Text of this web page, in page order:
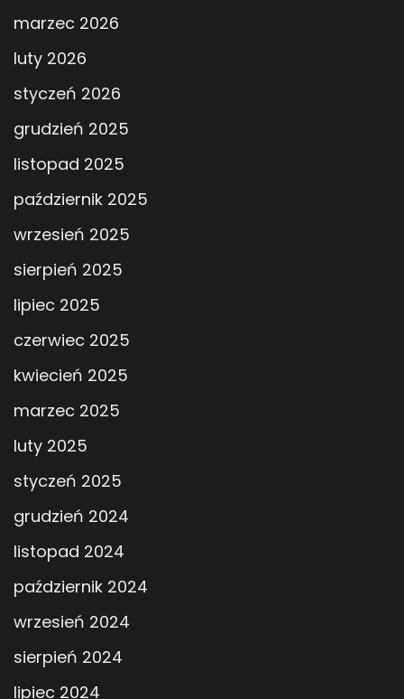
marzec 2026
luty 2026
styczeń 2026
grudzień 2025
listopad 2025
październik 2025
wrzesień 2025
sierpień 2025
lipiec 2025
czerwiec 2025
kwiecień 2025
marzec 2025
luty 2025
styczeń 2025
grudzień 2024
listopad 2024
październik 2024
wrzesień 2024
sierpień 2024
lipiec 2024